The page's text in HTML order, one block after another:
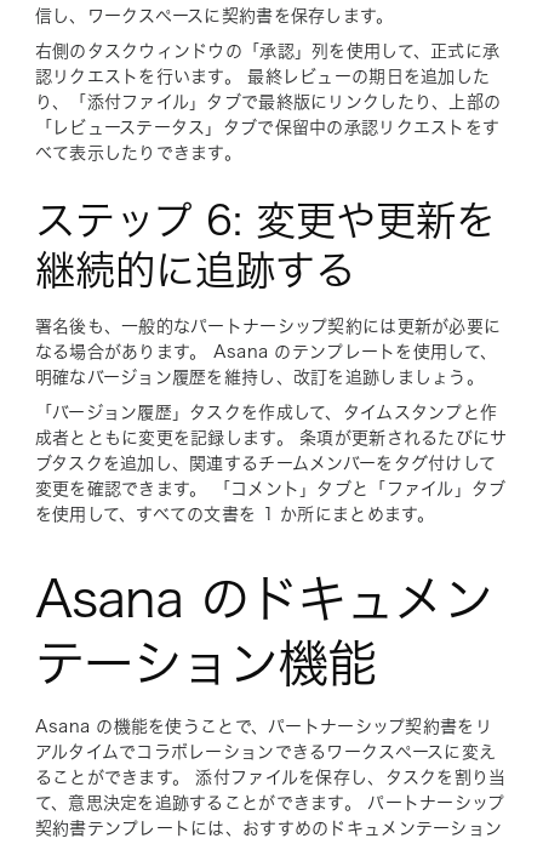
信し、ワークスペースに契約書を保存します。
右側のタスクウィンドウの「承認」列を使用して、正式に承
認リクエストを行います。 最終レビューの期日を追加した
り、「添付ファイル」タブで最終版にリンクしたり、上部の
「レビューステータス」タブで保留中の承認リクエストをす
べて表示したりできます。
ステップ 6: 変更や更新を
継続的に追跡する
署名後も、一般的なパートナーシップ契約には更新が必要に
なる場合があります。 Asana のテンプレートを使用して、
明確なバージョン履歴を維持し、改訂を追跡しましょう。
「バージョン履歴」タスクを作成して、タイムスタンプと作
成者とともに変更を記録します。 条項が更新されるたびにサ
ブタスクを追加し、関連するチームメンバーをタグ付けして
変更を確認できます。 「コメント」タブと「ファイル」タブ
を使用して、すべての文書を 1 か所にまとめます。
Asana のドキュメン
テーション機能
Asana の機能を使うことで、パートナーシップ契約書をリ
アルタイムでコラボレーションできるワークスペースに変え
ることができます。 添付ファイルを保存し、タスクを割り当
て、意思決定を追跡することができます。 パートナーシップ
契約書テンプレートには、おすすめのドキュメンテーション